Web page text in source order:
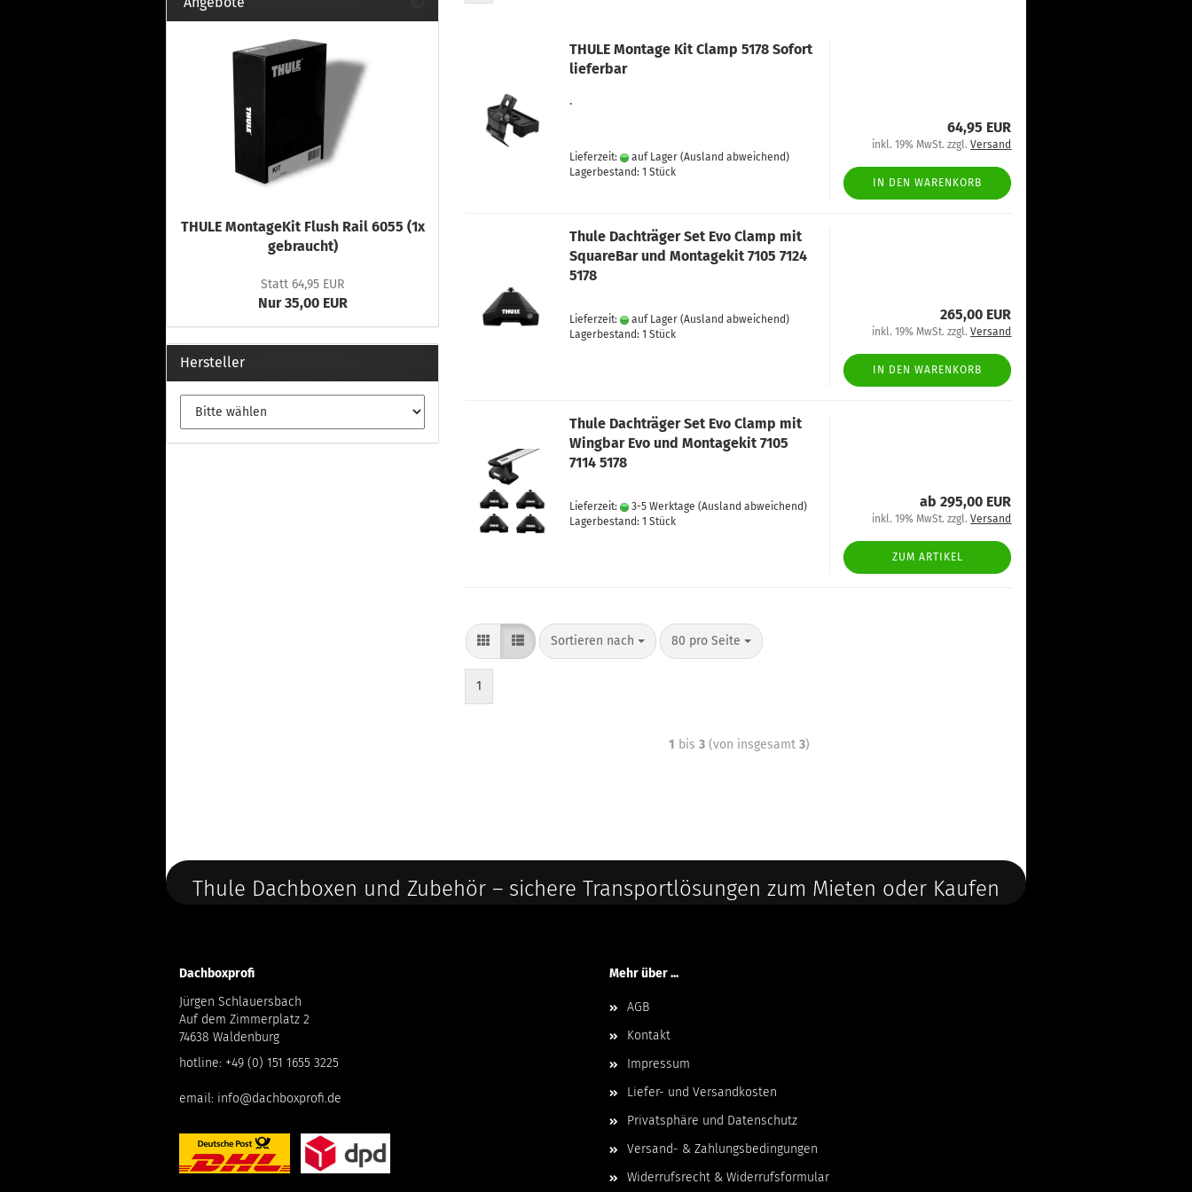
Fußsatz Fahrzeuge mit
Thule Montagekits 70.. für 7107
Fußsatz Fahrzeuge mit
Wintersport anzeigen
Gepäck und Reisetaschen
THULE Montage Kit Clamp 5178 Sofort
lieferbar
.
Lieferzeit: auf Lager (Ausland abweichend)
Lagerbestand: 1 Stück
64,95 EUR
inkl. 19% MwSt. zzgl.Versand
IN DEN WARENKORB
Thule Dachträger Set Evo Clamp mit
SquareBar und Montagekit 7105 7124
5178
Lieferzeit: auf Lager (Ausland abweichend)
Lagerbestand: 1 Stück
265,00 EUR
inkl. 19% MwSt. zzgl.Versand
IN DEN WARENKORB
Thule Dachträger Set Evo Clamp mit
Wingbar Evo und Montagekit 7105
7114 5178
Lieferzeit: 3-5 Werktage (Ausland abweichend)
Lagerbestand: 1 Stück
ab 295,00 EUR
inkl. 19% MwSt. zzgl.Versand
ZUM ARTIKEL
Sortieren nach 80 pro Seite
1
1 bis3 (von insgesamt3)
THULE MontageKit Flush Rail 6055 (1x
gebraucht)
Statt 64,95 EUR
Nur 35,00 EUR
Hersteller
Thule Dachboxen und Zubehör – sichere Transportlösungen zum Mieten oder Kaufen
Dachboxprofi
Jürgen Schlauersbach
Auf dem Zimmerplatz 2
74638 Waldenburg
hotline: +49 (0) 151 1655 3225
email: info@dachboxprofi.de
Mehr über ...
AGB
Kontakt
Impressum
Liefer- und Versandkosten
Privatsphäre und Datenschutz
Versand- & Zahlungsbedingungen
Widerrufsrecht & Widerrufsformular